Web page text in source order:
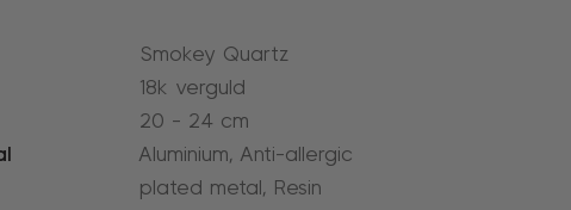
Smokey Quartz
18k verguld
20 - 24 cm
Aluminium, Anti-allergic
plated metal, Resin